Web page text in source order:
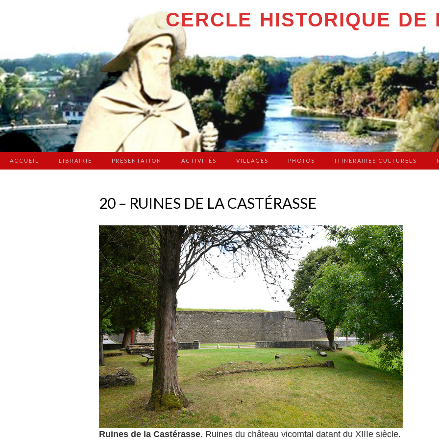
CERCLE HISTORIQUE DE
ACCUEIL LIBRAIRIE PRÉSENTATION ACTIVITÉS VILLAGES PHOTOS ITINÉRAIRES CULTURELS
20 – RUINES DE LA CASTÉRASSE
Ruines de la Castérasse. Ruines du château vicomtal datant du XIIIe siècle.